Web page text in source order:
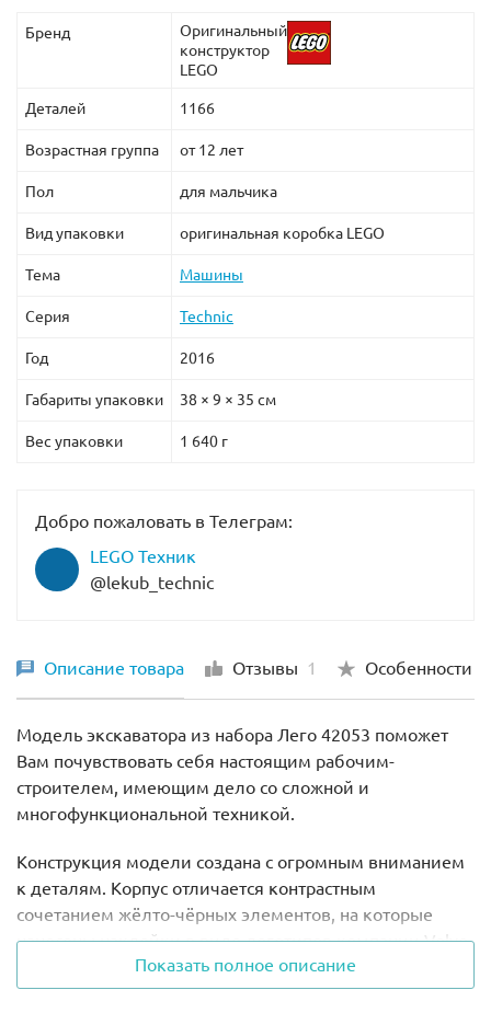
Бренд
Оригинальный
конструктор
LEGO
Деталей 1166
Возрастная группа от 12 лет
Пол для мальчика
Вид упаковки оригинальная коробка LEGO
Тема Машины
Серия Technic
Год 2016
Габариты упаковки 38 × 9 × 35 см
Вес упаковки 1 640 г
Добро пожаловать в Телеграм:
LEGO Техник
@lekub_technic
Описание товара Отзывы 1 Особенности
Модель экскаватора из набора Лего 42053 поможет
Вам почувствовать себя настоящим рабочим-
строителем, имеющим дело со сложной и
многофункциональной техникой.
Конструкция модели создана с огромным вниманием
к деталям. Корпус отличается контрастным
сочетанием жёлто-чёрных элементов, на которые
нанесены наклейки в виде логотипов компании Volvo,
и предупреждающих знаков, информирующих о том,
что все работы должны выполняться с соблюдением
Показать полное описание